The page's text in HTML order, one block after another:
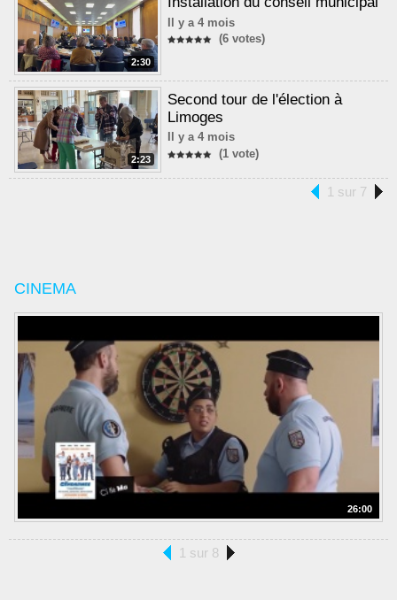
2:30
Il y a 4 mois
(6 votes)
2:23
Second tour de l'élection à
Limoges
Il y a 4 mois
(1 vote)
1 sur 7
CINEMA
26:00
1 sur 8